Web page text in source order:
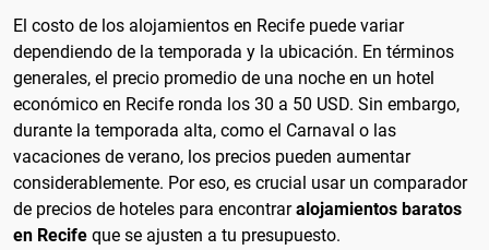
El costo de los alojamientos en Recife puede variar
dependiendo de la temporada y la ubicación. En términos
generales, el precio promedio de una noche en un hotel
económico en Recife ronda los 30 a 50 USD. Sin embargo,
durante la temporada alta, como el Carnaval o las
vacaciones de verano, los precios pueden aumentar
considerablemente. Por eso, es crucial usar un comparador
de precios de hoteles para encontraralojamientos baratos
en Recife que se ajusten a tu presupuesto.